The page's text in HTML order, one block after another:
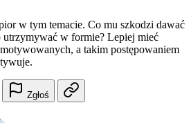
w tym temacie. Co mu szkodzi dawać
utrzymywać w formie? Lepiej mieć
a takim postępowaniem
Zgłoś